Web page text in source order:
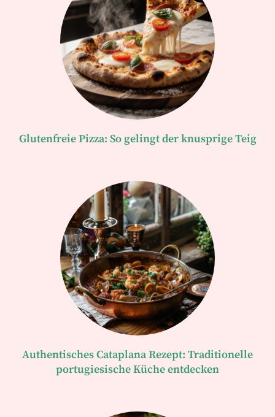
Glutenfreie Pizza: So gelingt der knusprige Teig
Authentisches Cataplana Rezept: Traditionelle
portugiesische Küche entdecken